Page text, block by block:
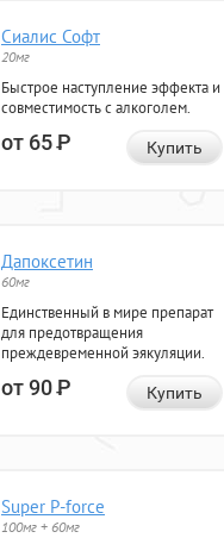
Сиалис Софт
20мг
Быстрое наступление эффекта и
совместимость с алкоголем.
от 65Р Купить
Дапоксетин
60мг
Единственный в мире препарат
для предотвращения
преждевременной эякуляции.
от 90Р Купить
Super P-force
100мг + 60мг